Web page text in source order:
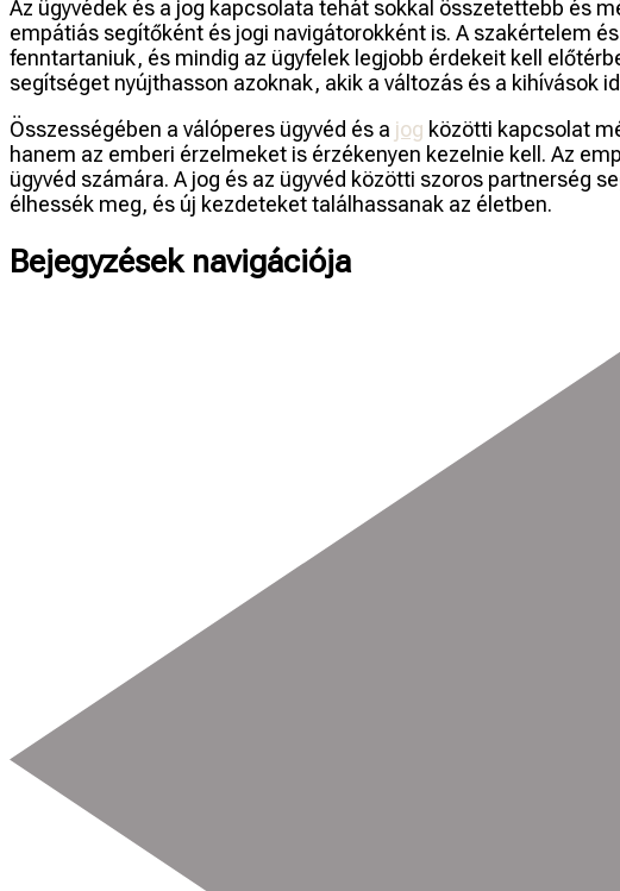
Az ügyvédek és a jog kapcsolata tehát sokkal összetettebb és
empátiás segítőként és jogi navigátorokként is. A szakértelem
fenntartaniuk, és mindig az ügyfelek legjobb érdekeit kell
segítséget nyújthasson azoknak, akik a változás és a kihívások
Összességében a válóperes ügyvéd és a jog közötti kapcsolat
hanem az emberi érzelmeket is érzékenyen kezelnie kell. Az
ügyvéd számára. A jog és az ügyvéd közötti szoros partnerség
élhessék meg, és új kezdeteket találhassanak az életben.
Bejegyzések navigációja